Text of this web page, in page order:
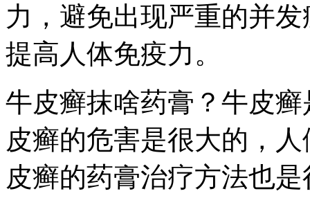
力，避免出现严重的并
提高人体免疫力。
牛皮癣抹啥药膏？牛皮
皮癣的危害是很大的，
皮癣的药膏治疗方法也